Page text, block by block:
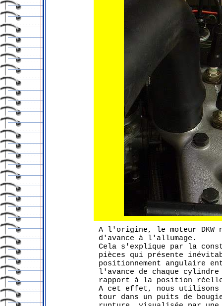
A l'origine, le moteur DKW
d'avance à l'allumage.
Cela s'explique par la
pièces qui présente
positionnement angulaire
l'avance de chaque
rapport à la position réelle
A cet effet, nous utilisons
tour dans un puits de